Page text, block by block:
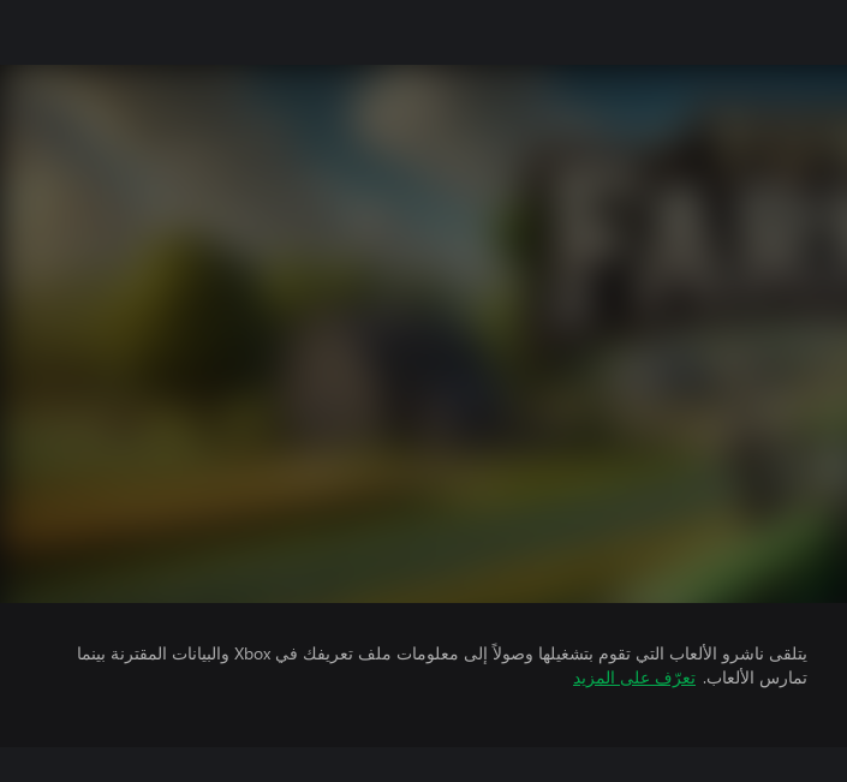
يتلقى ناشرو الألعاب التي تقوم بتشغيلها وصولاً إلى معلومات ملف تعريفك في Xbox والبيانات المقترنة بينما
تمارس الألعاب. تعرّف على المزيد